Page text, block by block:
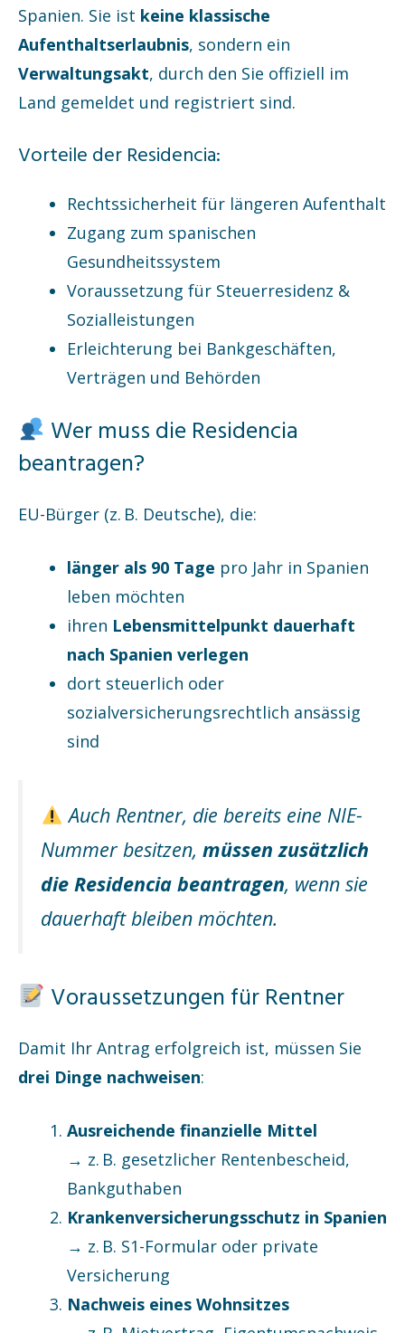
Spanien. Sie ist keine klassische
Aufenthaltserlaubnis, sondern ein
Verwaltungsakt, durch den Sie offiziell im
Land gemeldet und registriert sind.
Vorteile der Residencia:
Rechtssicherheit für längeren Aufenthalt
Zugang zum spanischen
Gesundheitssystem
Voraussetzung für Steuerresidenz &
Sozialleistungen
Erleichterung bei Bankgeschäften,
Verträgen und Behörden
Wer muss die Residencia
beantragen?
EU-Bürger (z. B. Deutsche), die:
länger als 90 Tage pro Jahr in Spanien
leben möchten
ihren Lebensmittelpunkt dauerhaft
nach Spanien verlegen
dort steuerlich oder
sozialversicherungsrechtlich ansässig
sind
Auch Rentner, die bereits eine NIE-
Nummer besitzen, müssen zusätzlich
die Residencia beantragen, wenn sie
dauerhaft bleiben möchten.
Voraussetzungen für Rentner
Damit Ihr Antrag erfolgreich ist, müssen Sie
drei Dinge nachweisen:
Ausreichende finanzielle Mittel
→ z. B. gesetzlicher Rentenbescheid,
Bankguthaben
Krankenversicherungsschutz in Spanien
→ z. B. S1-Formular oder private
Versicherung
Nachweis eines Wohnsitzes